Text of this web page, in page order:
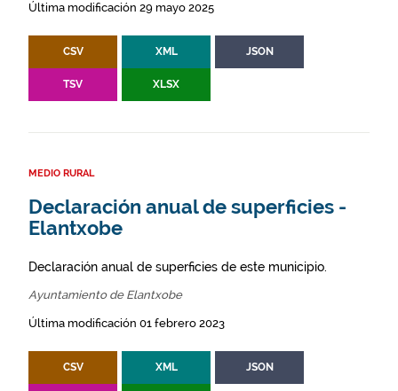
Última modificación 29 mayo 2025
CSV XML JSON
TSV XLSX
MEDIO RURAL
Declaración anual de superficies -
Elantxobe
Declaración anual de superficies de este municipio.
Ayuntamiento de Elantxobe
Última modificación 01 febrero 2023
CSV XML JSON